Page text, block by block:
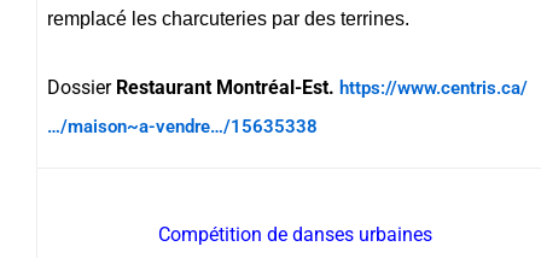
remplacé les charcuteries par des terrines.
Dossier Restaurant Montréal-Est. https://www.centris.ca/
…/maison~a-vendre…/15635338
Compétition de danses urbaines